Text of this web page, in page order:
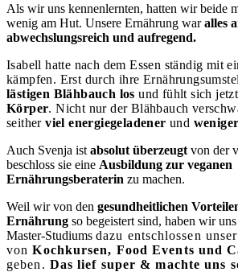
Als wir uns kennenlernten, hatten wir beide
wenig am Hut. Unsere Ernährung waralles
abwechslungsreich und aufregend.
Isabell hatte nach dem Essen ständig mit
kämpfen. Erst durch ihre
lästigen Blähbauch los und fühlt sich jetzt
Körper. Nicht nur der Blähbauch
seitherviel energiegeladener und
Auch Svenja ist absolut überzeugt von der
beschloss sie eine Ausbildung zur veganen
Ernährungsberaterin zu machen.
Weil wir von den gesundheitlichen
Ernährung so begeistert sind, haben wir
Master-Studiums dazu entschlossen
vonKochkursen, Food Events und
geben. Das lief super & machte uns